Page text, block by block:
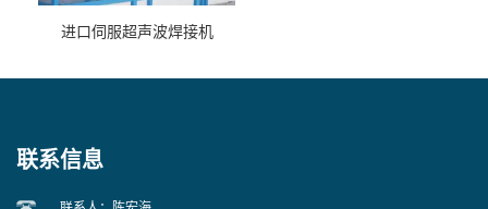
进口伺服超声波焊接机
联系信息